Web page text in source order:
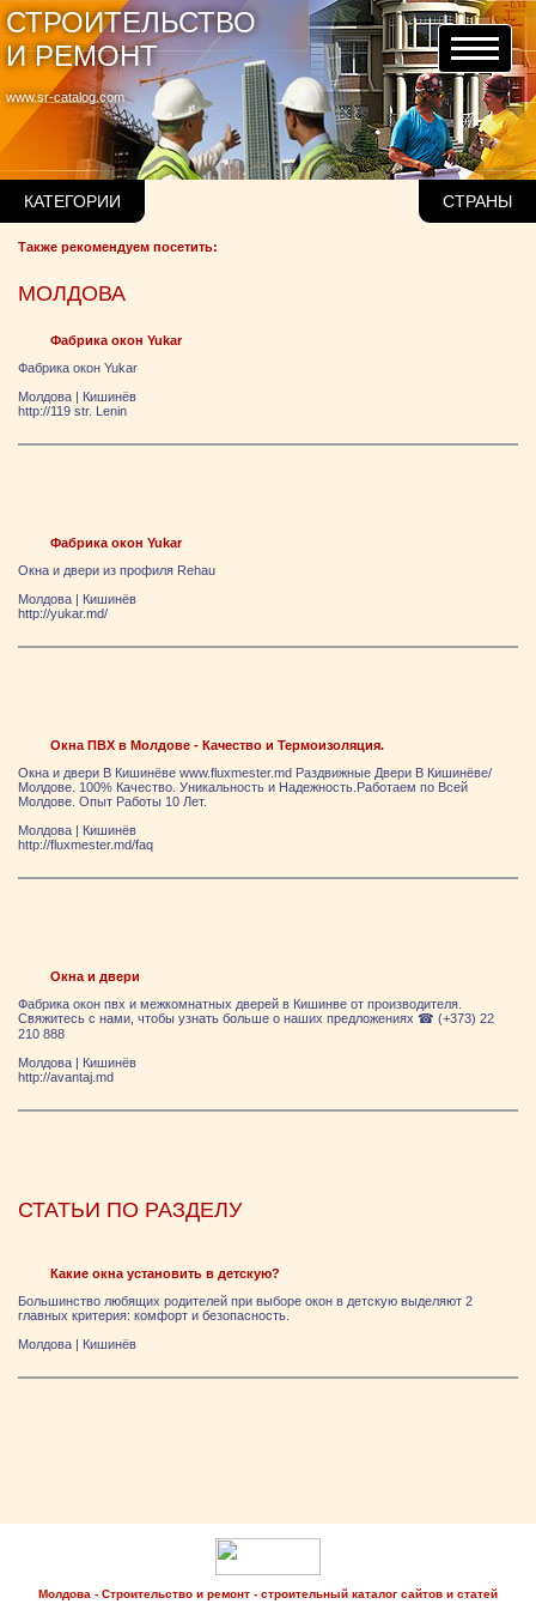
www.sr-catalog.com
СТРОИТЕЛЬСТВО
И РЕМОНТ
КАТЕГОРИИ СТРАНЫ
Также рекомендуем посетить:
МОЛДОВА
Фабрика окон Yukar
Фабрика окон Yukar
Молдова | Кишинёв
http://119 str. Lenin
Фабрика окон Yukar
Окна и двери из профиля Rehau
Молдова | Кишинёв
http://yukar.md/
Окна ПВХ в Молдове - Качество и Термоизоляция.
Окна и двери В Кишинёве www.fluxmester.md Раздвижные Двери В Кишинёве/
Молдове. 100% Качество. Уникальность и Надежность.Работаем по Всей
Молдове. Опыт Работы 10 Лет.
Молдова | Кишинёв
http://fluxmester.md/faq
Окна и двери
Фабрика окон пвх и межкомнатных дверей в Кишинве от производителя.
Свяжитесь с нами, чтобы узнать больше о наших предложениях ☎ (+373) 22
210 888
Молдова | Кишинёв
http://avantaj.md
СТАТЬИ ПО РАЗДЕЛУ
Какие окна установить в детскую?
Большинство любящих родителей при выборе окон в детскую выделяют 2
главных критерия: комфорт и безопасность.
Молдова | Кишинёв
Молдова - Строительство и ремонт - строительный каталог сайтов и статей